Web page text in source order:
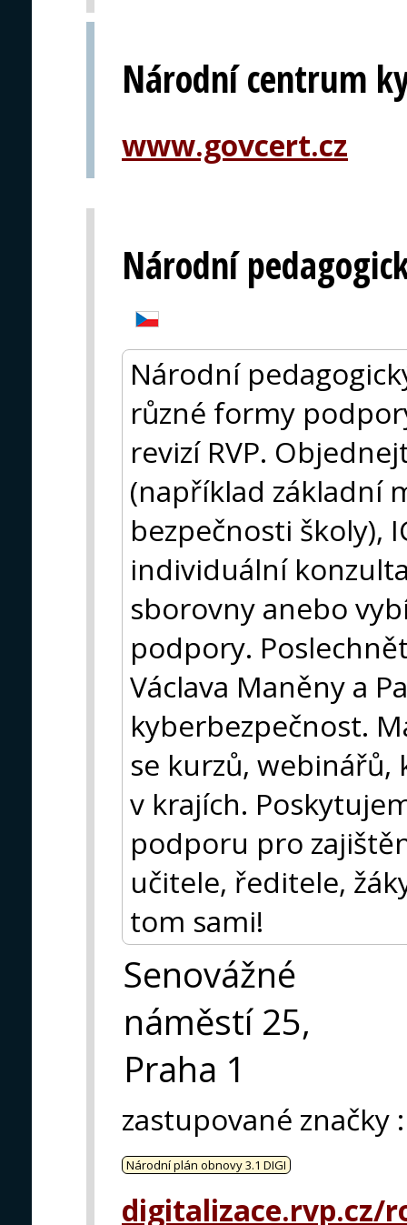
Národní centrum
www.govcert.cz
Národní
Národní
různé formy
revizí RVP.
(například základní
bezpečnosti školy),
individuální
sborovny anebo
podpory.
Václava Maněny a
kyberbezpečnost.
se kurzů,
v krajích.
podporu pro
učitele, ředitele,
tom sami!
Senovážné
náměstí 25,
Praha 1
zastupované značky :
Národní plán obnovy 3.1 DIGI
digitalizace.rvp.cz/